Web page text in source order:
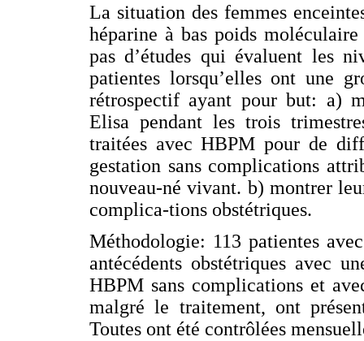
La situation des femmes
héparine à bas poids
pas d’études qui évaluent les
patientes lorsqu’elles ont une
rétrospectif ayant pour but: a)
Elisa pendant les trois
traitées avec HBPM pour de
gestation sans complications
nouveau-né vivant. b) montrer
complica-tions obstétriques.
Méthodologie: 113 patientes
antécédents obstétriques avec
HBPM sans complications et
malgré le traitement, ont
Toutes ont été contrôlées